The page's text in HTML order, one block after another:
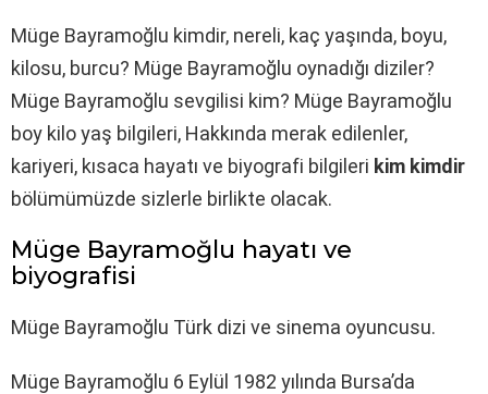
Müge Bayramoğlu kimdir, nereli, kaç yaşında, boyu,
kilosu, burcu? Müge Bayramoğlu oynadığı diziler?
Müge Bayramoğlu sevgilisi kim? Müge Bayramoğlu
boy kilo yaş bilgileri, Hakkında merak edilenler,
kariyeri, kısaca hayatı ve biyografi bilgileri kim kimdir
bölümümüzde sizlerle birlikte olacak.
Müge Bayramoğlu hayatı ve
biyografisi
Müge Bayramoğlu Türk dizi ve sinema oyuncusu.
Müge Bayramoğlu 6 Eylül 1982 yılında Bursa’da